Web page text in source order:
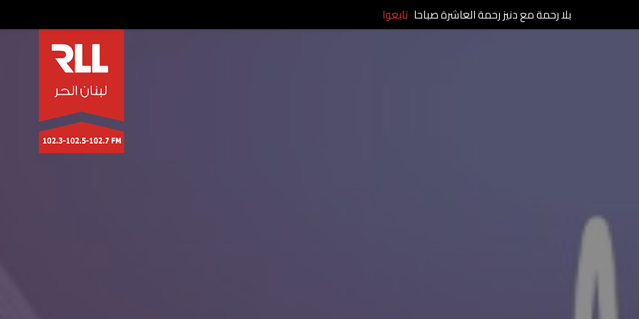
بلا رحمة مع دنيز رحمة العاشرة صباحا تابعوا